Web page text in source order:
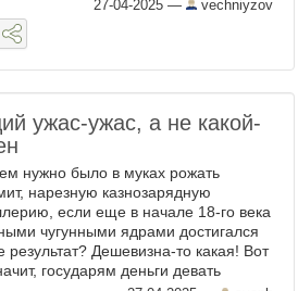
27-04-2025 — vechniyzov
ужас-ужас, а не какой-
нужно было в муках рожать
нарезную казнозарядную
если еще в начале 18-го века
чугунными ядрами достигался
результат? Дешевизна-то какая! Вот
государям деньги девать